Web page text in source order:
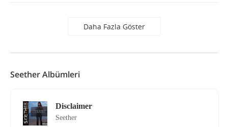
Daha Fazla Göster
Seether Albümleri
Disclaimer
Seether